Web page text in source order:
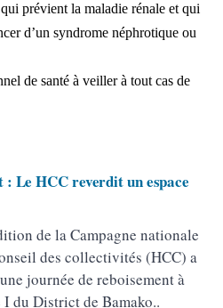
prévient la maladie rénale et qui
d’un syndrome néphrotique ou
de santé à veiller à tout cas de
: Le HCC reverdit un espace
de la Campagne nationale
des collectivités (HCC) a
journée de reboisement à
du District de Bamako..